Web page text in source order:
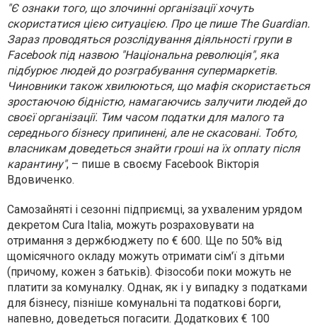
"Є ознаки того, що злочинні організації хочуть
скористатися цією ситуацією. Про це пише The Guardian.
Зараз проводяться розслідування діяльності групи в
Facebook під назвою "Національна революція", яка
підбурює людей до розграбування супермаркетів.
Чиновники також хвилюються, що мафія скористається
зростаючою бідністю, намагаючись залучити людей до
своєї організації. Тим часом податки для малого та
середнього бізнесу припинені, але не скасовані. Тобто,
власникам доведеться знайти гроші на їх оплату після
карантину", – пише в своєму Facebook Вікторія
Вдовиченко.
Самозайняті і сезонні підприємці, за ухваленим урядом
декретом Cura Italia, можуть розраховувати на
отримання з держбюджету по € 600. Ще по 50% від
щомісячного окладу можуть отримати сім'ї з дітьми
(причому, кожен з батьків). Фізособи поки можуть не
платити за комуналку. Однак, як і у випадку з податками
для бізнесу, пізніше комунальні та податкові борги,
напевно, доведеться погасити. Додаткових € 100